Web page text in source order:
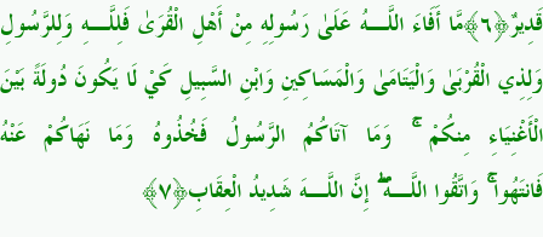
قَدِيرٌ﴿٦﴾مَّا أَفَاءَ اللَّـهُ عَلَىٰ رَسُولِهِ مِنْ أَهْلِ الْقُرَىٰ فَلِلَّـهِ وَلِلرَّسُولِ
وَلِذِي الْقُرْبَىٰ وَالْيَتَامَىٰ وَالْمَسَاكِينِ وَابْنِ السَّبِيلِ كَيْ لَا يَكُونَ دُولَةً بَيْنَ
الْأَغْنِيَاءِ مِنكُمْ ۚ وَمَا آتَاكُمُ الرَّسُولُ فَخُذُوهُ وَمَا نَهَاكُمْ عَنْهُ
فَانتَهُوا ۚ وَاتَّقُوا اللَّـهَ ۖ إِنَّ اللَّـهَ شَدِيدُ الْعِقَابِ﴿٧﴾